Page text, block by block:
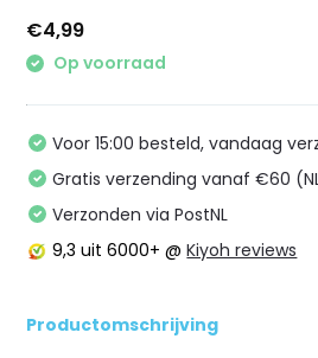
€4,99
Op voorraad
Voor 15:00 besteld, vandaag
Gratis verzending vanaf €60
Verzonden via PostNL
9,3 uit 6000+ @Kiyoh reviews
Productomschrijving